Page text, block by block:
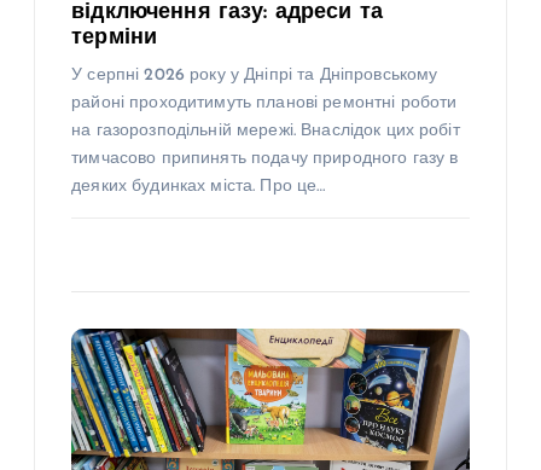
відключення газу: адреси та
терміни
У серпні 2026 року у Дніпрі та Дніпровському
районі проходитимуть планові ремонтні роботи
на газорозподільній мережі. Внаслідок цих робіт
тимчасово припинять подачу природного газу в
деяких будинках міста. Про це…